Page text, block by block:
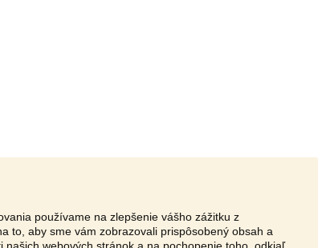
používame na zlepšenie vášho zážitku z
to, aby sme vám zobrazovali prispôsobený obsah a
našich webových stránok a na pochopenie toho, odkiaľ